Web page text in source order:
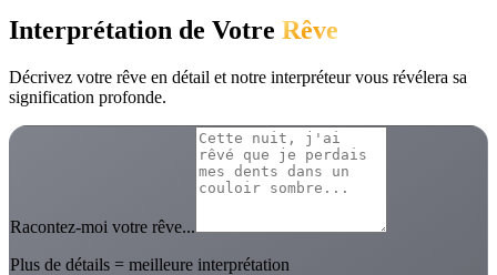
Interprétation de Votre Rêve
Décrivez votre rêve en détail et notre interpréteur vous révélera sa
signification profonde.
Racontez-moi votre rêve...
Plus de détails = meilleure interprétation